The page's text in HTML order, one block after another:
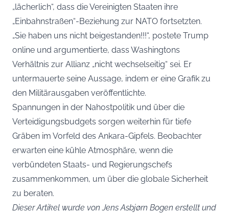
„lächerlich“, dass die Vereinigten Staaten ihre
„Einbahnstraßen“-Beziehung zur NATO fortsetzten.
„Sie haben uns nicht beigestanden!!!“, postete Trump
online und argumentierte, dass Washingtons
Verhältnis zur Allianz „nicht wechselseitig“ sei. Er
untermauerte seine Aussage, indem er eine Grafik zu
den Militärausgaben veröffentlichte.
Spannungen in der Nahostpolitik und über die
Verteidigungsbudgets sorgen weiterhin für tiefe
Gräben im Vorfeld des Ankara-Gipfels. Beobachter
erwarten eine kühle Atmosphäre, wenn die
verbündeten Staats- und Regierungschefs
zusammenkommen, um über die globale Sicherheit
zu beraten.
Dieser Artikel wurde von Jens Asbjørn Bogen erstellt und